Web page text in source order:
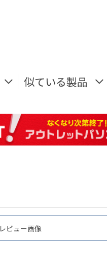
似ている製品
レビュー画像